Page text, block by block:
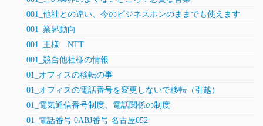
001_他社との違い、今のビジネスホンのままでも使えます
001_業界動向
001_王様 NTT
001_競合他社様の情報
01_オフィスの移転の事
01_オフィスの電話番号を変更しないで移転（引越）
01_電気通信番号制度、電話関係の制度
01_電話番号 0ABJ番号 名古屋052